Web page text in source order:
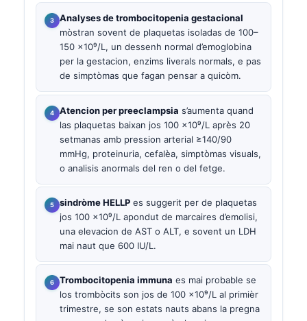
Analyses de trombocitopenia gestacional
mòstran sovent de plaquetas isoladas de 100–
150 ×10⁹/L, un dessenh normal d’emoglobina
per la gestacion, enzims liverals normals, e pas
de simptòmas que fagan pensar a quicòm.
Atencion per preeclampsia s’aumenta quand
las plaquetas baixan jos 100 ×10⁹/L après 20
setmanas amb pression arterial ≥140/90
mmHg, proteinuria, cefalèa, simptòmas visuals,
o analisis anormals del ren o del fetge.
sindròme HELLP es suggerit per de plaquetas
jos 100 ×10⁹/L apondut de marcaires d’emolisi,
una elevacion de AST o ALT, e sovent un LDH
mai naut que 600 IU/L.
Trombocitopenia immuna es mai probable se
los trombòcits son jos de 100 ×10⁹/L al primièr
trimestre, se son estats nauts abans la pregna